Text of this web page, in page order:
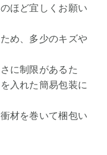
ほど宜しくお願い
め、多少のキズや
に制限があるた
入れた簡易包装に
材を巻いて梱包い